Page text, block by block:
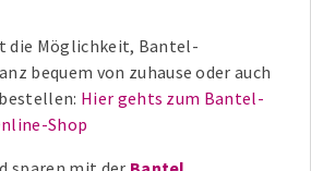
die Möglichkeit, Bantel-
bequem von zuhause oder auch
Hier gehts zum Bantel-
Shop